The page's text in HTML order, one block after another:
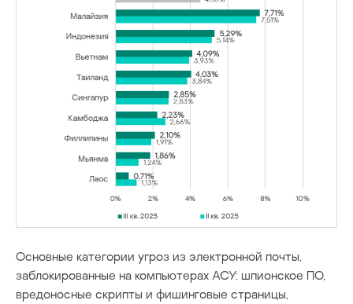
Основные категории угроз из электронной почты,
заблокированные на компьютерах АСУ: шпионское ПО,
вредоносные скрипты и фишинговые страницы,